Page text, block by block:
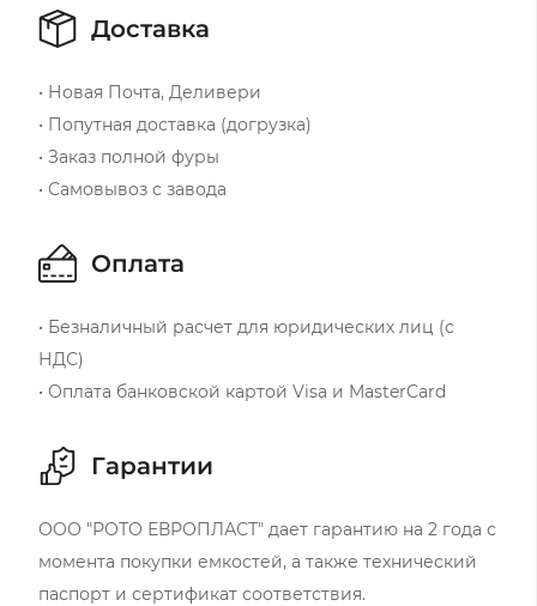
Доставка
• Новая Почта, Деливери
• Попутная доставка (догрузка)
• Заказ полной фуры
• Самовывоз с завода
Оплата
• Безналичный расчет для юридических лиц (с
НДС)
• Оплата банковской картой Visa и MasterCard
Гарантии
ООО "РОТО ЕВРОПЛАСТ" дает гарантию на 2 года с
момента покупки емкостей, а также технический
паспорт и сертификат соответствия.